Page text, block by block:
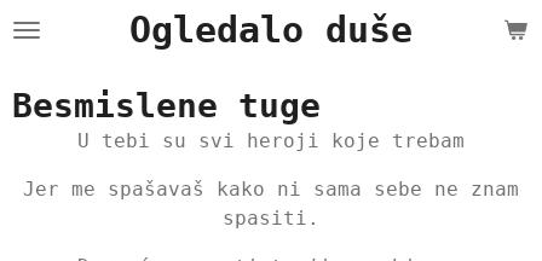
Skip
content
Ogledalo duše
Besmislene tuge
U tebi su svi heroji koje trebam
Jer me spašavaš kako ni sama sebe ne znam
spasiti.